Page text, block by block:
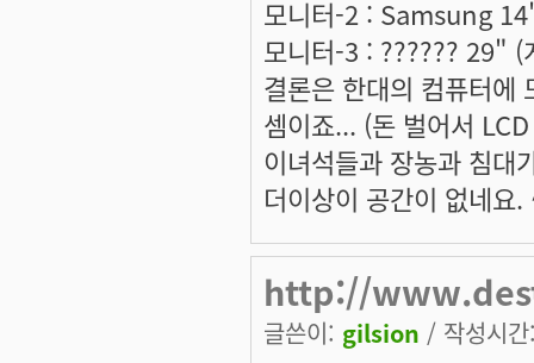
모니터-2 : Samsung
모니터-3 : ?????? 29" (
결론은 한대의 컴퓨터에
셈이죠... (돈 벌어서
이녀석들과 장농과 침대
더이상이 공간이 없네요
http://
글쓴이: gilsion / 작성시